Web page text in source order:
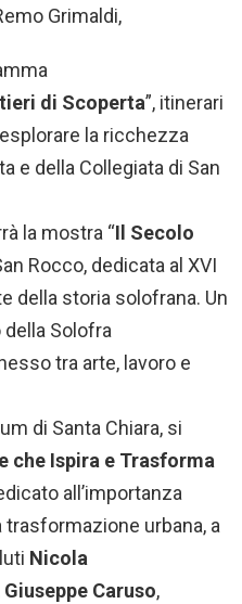
Grimaldi,
di Scoperta”, itinerari
la ricchezza
e della Collegiata di San
la mostra “Il Secolo
Rocco, dedicata al XVI
della storia solofrana. Un
Solofra
tra arte, lavoro e
di Santa Chiara, si
che Ispira e Trasforma
all’importanza
trasformazione urbana, a
Nicola
Giuseppe Caruso,